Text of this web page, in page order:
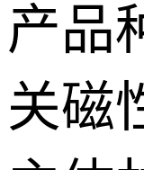
产品
关磁